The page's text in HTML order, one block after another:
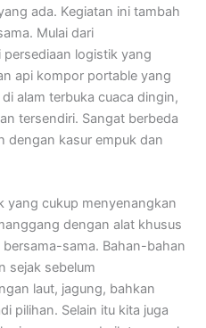
ada. Kegiatan ini tambah
Mulai dari
logistik yang
api kompor portable yang
alam terbuka cuaca dingin,
tersendiri. Sangat berbeda
dengan kasur empuk dan
yang cukup menyenangkan
dengan alat khusus
sama. Bahan-bahan
sejak sebelum
laut, jagung, bahkan
pilihan. Selain itu kita juga